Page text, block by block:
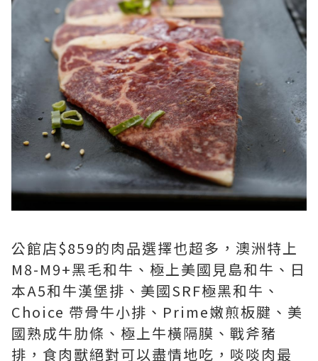
公館店$859的肉品選擇也超多，澳洲特上
M8-M9+黑毛和牛、極上美國見島和牛、日
本A5和牛漢堡排、美國SRF極黑和牛、
Choice 帶骨牛小排、Prime嫩煎板腱、美
國熟成牛肋條、極上牛橫隔膜、戰斧豬
排，食肉獸絕對可以盡情地吃，啖啖肉最